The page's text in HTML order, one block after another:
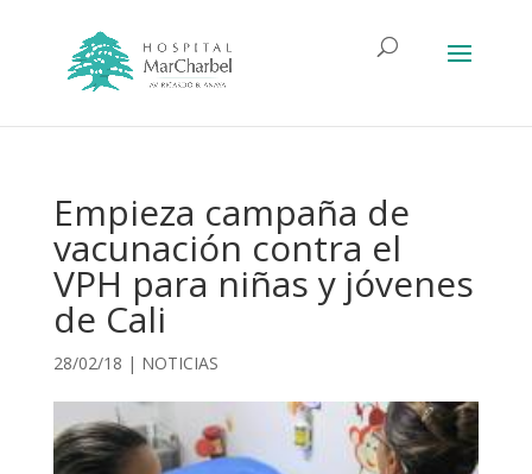
Empieza campaña de
vacunación contra el
VPH para niñas y jóvenes
de Cali
28/02/18 | NOTICIAS